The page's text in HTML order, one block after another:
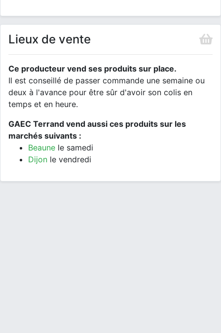
Lieux de vente
Ce producteur vend ses produits sur place.
Il est conseillé de passer commande une semaine ou
deux à l'avance pour être sûr d'avoir son colis en
temps et en heure.
GAEC Terrand vend aussi ces produits sur les
marchés suivants :
Beaune le samedi
Dijon le vendredi